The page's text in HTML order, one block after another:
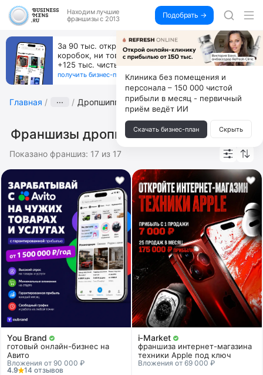
Находим лучшие
франшизы с 2013
Подобрать →
Пока все учатся пользоваться ИИ, вы можете
зарабатывать на их обучении по 500 тыс. каждый
месяц
получить бизнес-план ↓
Главная ··· Дропшиппинг
Франшизы дропшиппинга
Показано франшиз: 17 из 17
You Brand
готовый онлайн-бизнес на
Авито
Вложения от 90 000 ₽
4.9
14 отзывов
i‑Market
франшиза интернет-магазина
техники Apple под ключ
Вложения от 69 000 ₽
Клиника без помещения и
персонала – 150 000 чистой
прибыли в месяц - первичный
приём ведёт ИИ
Скачать бизнес-план Скрыть